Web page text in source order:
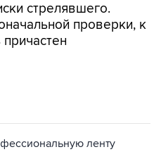
стрелявшего.
проверки, к
ленту